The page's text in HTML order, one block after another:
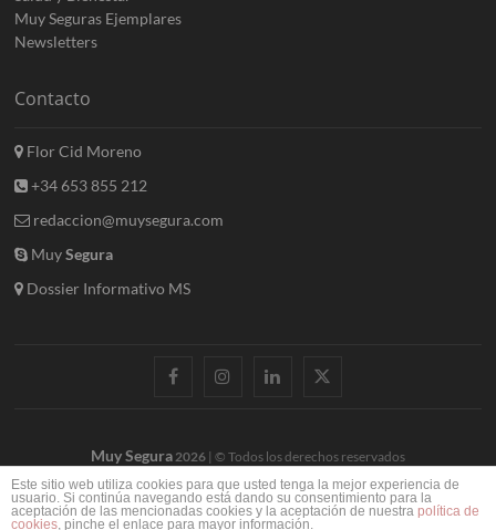
Muy Seguras Ejemplares
Newsletters
Contacto
Flor Cid Moreno
+34 653 855 212
redaccion@muysegura.com
MuySegura
Dossier Informativo MS
facebookinstagram
linkedin
Muy Segura 2026| © Todos los derechos reservados
Este sitio web utiliza cookies para que usted tenga la mejor experiencia de
usuario. Si continúa navegando está dando su consentimiento para la
aceptación de las mencionadas cookies y la aceptación de nuestra política de
cookies, pinche el enlace para mayor información.